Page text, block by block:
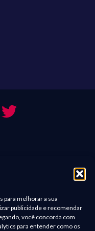
para melhorar a sua
publicidade e recomendar
você concorda com
para entender como os